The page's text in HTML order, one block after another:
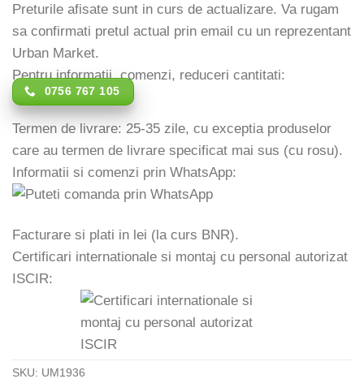
Preturile afisate sunt in curs de actualizare. Va rugam
sa confirmati pretul actual prin email cu un reprezentant
Urban Market.
Pentru informatii, comenzi, reduceri cantitati:
0756 767 105
Termen de livrare: 25-35 zile, cu exceptia produselor
care au termen de livrare specificat mai sus (cu rosu).
Informatii si comenzi prin WhatsApp:
Facturare si plati in lei (la curs BNR).
Certificari internationale si montaj cu personal autorizat
ISCIR:
SKU: UM1936